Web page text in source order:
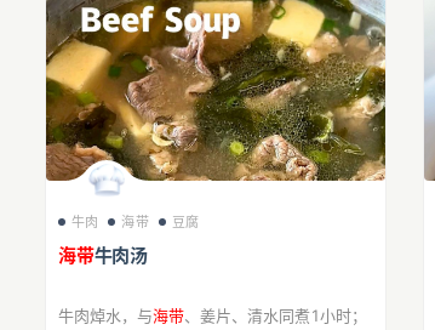
牛肉 海带 豆腐
海带牛肉汤
牛肉焯水，与海带、姜片、清水同煮1小时；